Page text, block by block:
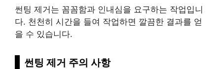
썬팅 제거는 꼼꼼함과 인내심을 요구하는 작업입니
다. 천천히 시간을 들여 작업하면 깔끔한 결과를 얻
을 수 있습니다.
썬팅 제거 주의 사항